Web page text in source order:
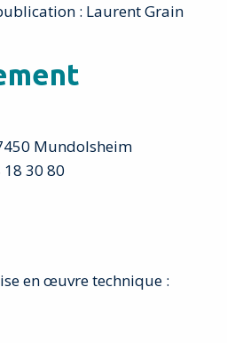
: Laurent Grain
Mundolsheim
18 30 80
en œuvre technique :